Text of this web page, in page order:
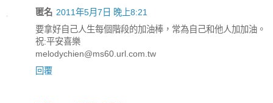
匿名 2011年5月7日 晚上8:21
要拿好自己人生每個階段的加油棒，常為自己和他人加加油。
祝:平安喜樂
melodychien@ms60.url.com.tw
回覆